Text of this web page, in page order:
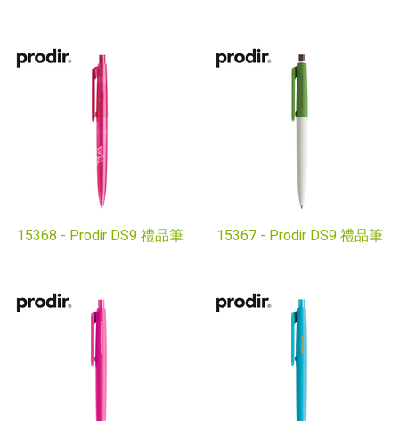
15368 - Prodir DS9 禮品筆 15367 - Prodir DS9 禮品筆